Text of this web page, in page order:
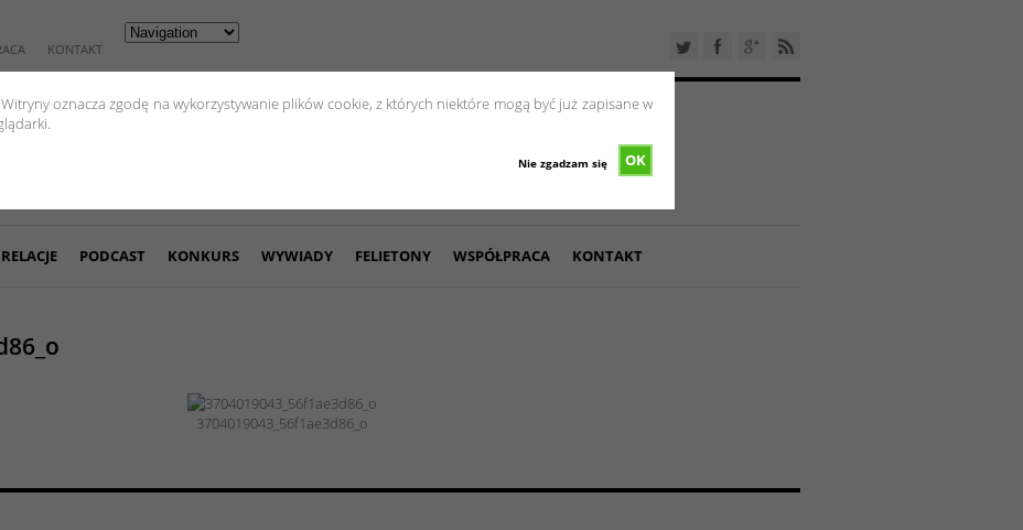
oznacza zgodę na wykorzystywanie plików cookie, z których niektóre mogą być już zapisane w
OK
Nie zgadzam się
KONTAKT
RELACJE PODCAST KONKURS WYWIADY FELIETONY WSPÓŁPRACA KONTAKT
3704019043_56f1ae3d86_o